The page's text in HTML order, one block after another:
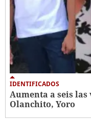
IDENTIFICADOS
Aumenta a seis
Olanchito, Yoro